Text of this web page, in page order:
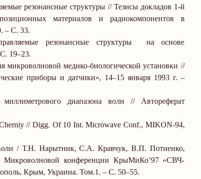
резонансные структуры // Тезисы докладов 1-й
материалов и радиокомпонентов в
– С. 33.
резонансные структуры на основе
С. 19–23.
медико-биологической установки //
приборы и датчики», 14–15 января 1993 г. –
диапазона волн // Автореферат
// Digg. Of 10 Int. Microwave Conf., MIKON-94,
волн / Т.Н. Нарытник, С.А. Кравчук, В.П. Потиенко,
конференции КрыМиКо’97 «СВЧ-
Крым, Украина. Том.1. – С. 50–55.